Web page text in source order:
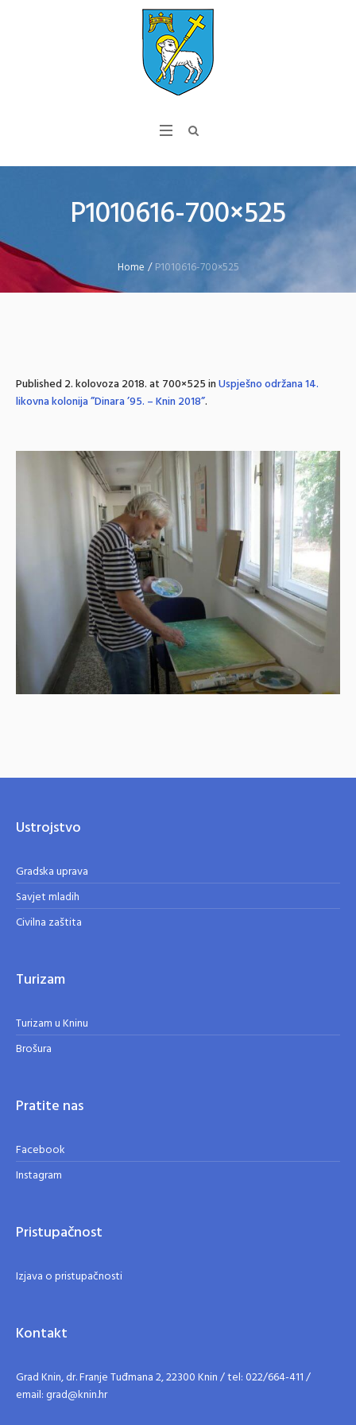
P1010616-700×525
Home /P1010616-700×525
Published2. kolovoza 2018.at 700×525 inUspješno održana 14.
likovna kolonija ”Dinara ’95. – Knin 2018”.
Ustrojstvo
Gradska uprava
Savjet mladih
Civilna zaštita
Turizam
Turizam u Kninu
Brošura
Pratite nas
Facebook
Instagram
Pristupačnost
Izjava o pristupačnosti
Kontakt
Grad Knin, dr. Franje Tuđmana 2, 22300 Knin / tel: 022/664-411 /
email: grad@knin.hr